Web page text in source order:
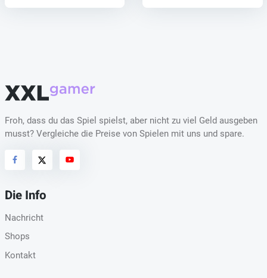
Froh, dass du das Spiel spielst, aber nicht zu viel Geld ausgeben
musst? Vergleiche die Preise von Spielen mit uns und spare.
Die Info
Nachricht
Shops
Kontakt